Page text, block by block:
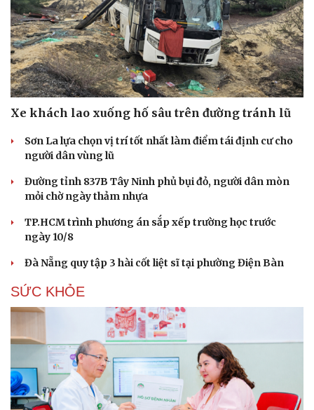
Du lịch
Tư vấn
Săn Tour
Câu chuyện thời sự
Kể chuyện cho bé
Xe khách lao xuống hố sâu trên đường tránh lũ
Sơn La lựa chọn vị trí tốt nhất làm điểm tái định cư cho
người dân vùng lũ
Đường tỉnh 837B Tây Ninh phủ bụi đỏ, người dân mòn
mỏi chờ ngày thảm nhựa
TP.HCM trình phương án sắp xếp trường học trước
ngày 10/8
Đà Nẵng quy tập 3 hài cốt liệt sĩ tại phường Điện Bàn
SỨC KHỎE